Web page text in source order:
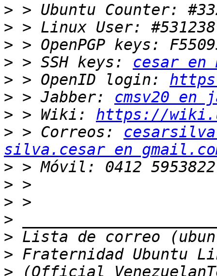
>
>
>
> > SSH keys: cesar en
> > OpenID login:
> > Jabber: cmsv20 en
> > Wiki: https://
> > Correos:
silva.cesar en
>
>
>
>
>
>
>